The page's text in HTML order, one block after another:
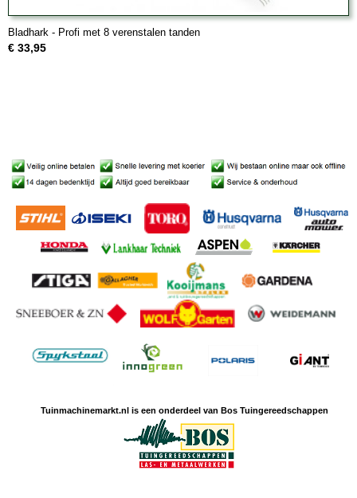
Bladhark - Profi met 8 verenstalen tanden
€ 33,95
Tuinmachinemarkt.nl is een onderdeel van Bos Tuingereedschappen